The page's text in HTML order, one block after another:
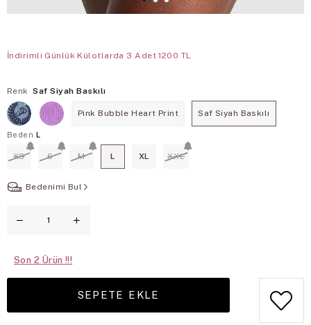
İndirimli Günlük Külotlarda 3 Adet 1200 TL
Renk Saf Siyah Baskılı
Pink Bubble Heart Print Saf Siyah Baskılı
Beden L
XS S M L XL XXL
Bedenimi Bul
Son 2